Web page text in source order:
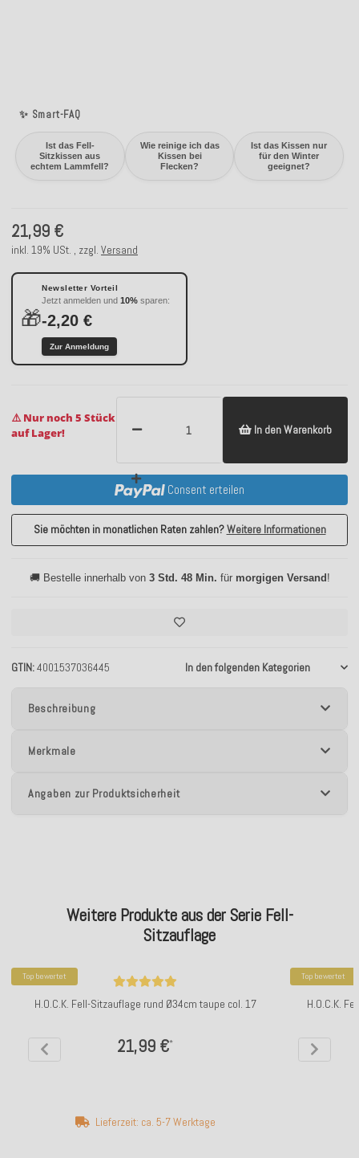
✨ Smart-FAQ
Ist das Fell-
Sitzkissen aus
echtem Lammfell?
Wie reinige ich das
Kissen bei
Flecken?
Ist das Kissen nur
für den Winter
geeignet?
GTIN 4001537036445 In den folgenden Kategorien
21,99 €
inkl. 19% USt. , zzgl. Versand
🎁
Newsletter Vorteil
Jetzt anmelden und 10% sparen:
-2,20 €
Zur Anmeldung
⚠️ Nur noch 5 Stück
auf Lager!
In den Warenkorb
Consent erteilen
Sie möchten in monatlichen Raten zahlen?Weitere Informationen
🚚 Bestelle innerhalb von 3 Std. 48 Min. für morgigen Versand !
Beschreibung
Merkmale
Angaben zur Produktsicherheit
Weitere Produkte aus der Serie Fell-
Sitzauflage
Top bewertet
H.O.C.K. Fell-Sitzauflage rund Ø34cm taupe col. 17
21,99 €*
Lieferzeit: ca. 5-7 Werktage
Top bewertet
H.O.C.K.